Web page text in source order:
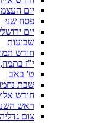
יום
פסח שני
יום
שבועות
חודש
י"ז
ט' באב
שבת
חודש
ראש
צום גדליה